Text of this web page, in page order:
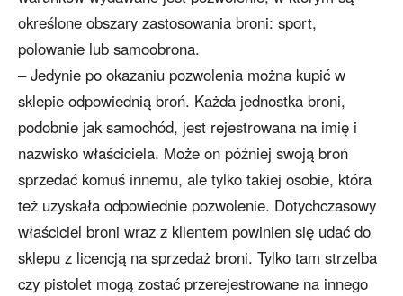
określone obszary zastosowania broni: sport,
polowanie lub samoobrona.
– Jedynie po okazaniu pozwolenia można kupić w
sklepie odpowiednią broń. Każda jednostka broni,
podobnie jak samochód, jest rejestrowana na imię i
nazwisko właściciela. Może on później swoją broń
sprzedać komuś innemu, ale tylko takiej osobie, która
też uzyskała odpowiednie pozwolenie. Dotychczasowy
właściciel broni wraz z klientem powinien się udać do
sklepu z licencją na sprzedaż broni. Tylko tam strzelba
czy pistolet mogą zostać przerejestrowane na innego